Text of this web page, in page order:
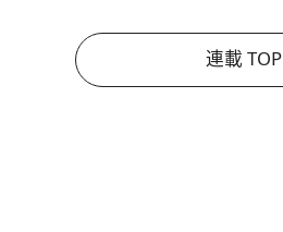
連載 TOP